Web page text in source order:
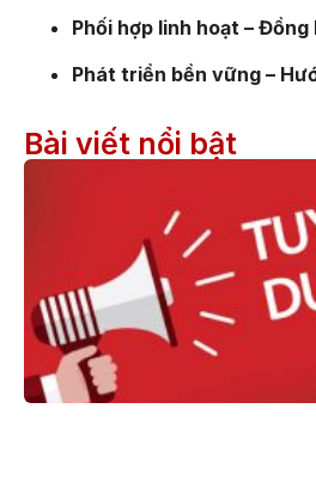
Phối hợp linh hoạt – Đồng
Phát triển bền vững –
Bài viết nổi bật